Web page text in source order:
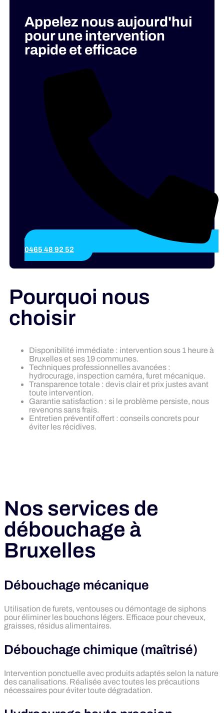
Appelez nous aujourd'hui
pour une intervention
rapide et efficace
0465 48 92 52
Pourquoi nous
choisir
Disponibilité immédiate : intervention sous 1 heure à
Bruxelles et ses 19 communes.
Techniques professionnelles avancées :
hydrocurage, inspection caméra, furet mécanique.
Transparence totale : devis clair et prix justes avant
toute intervention.
Garantie satisfaction : si le problème persiste, nous
revenons sans frais.
Entretien préventif offert : conseils concrets pour
éviter les récidives.
Nos services de
débouchage à
Bruxelles
Débouchage mécanique
Utilisation de furets, ventouses ou démontage de siphons
pour éliminer les bouchons légers. Efficace pour cheveux,
graisses, résidus alimentaires.
Débouchage chimique (maîtrisé)
Intervention ponctuelle avec produits adaptés selon la nature
des canalisations. Réalisée avec toutes les précautions
nécessaires pour éviter toute dégradation.